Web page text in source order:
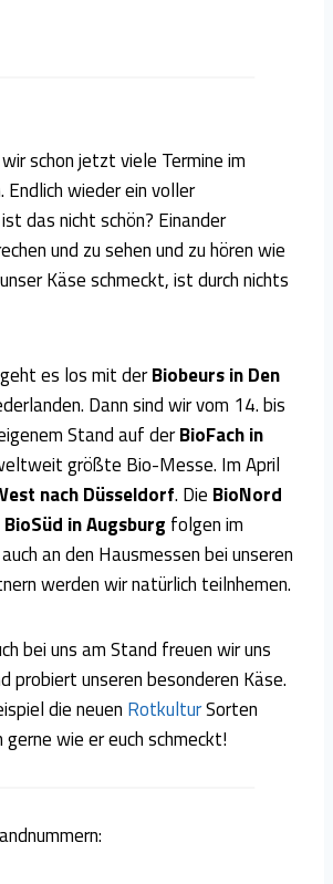
schon jetzt viele Termine im
Endlich wieder ein voller
das nicht schön? Einander
und zu sehen und zu hören wie
Käse schmeckt, ist durch nichts
es los mit derBiobeurs in Den
Dann sind wir vom 14. bis
Stand auf derBioFach in
größte Bio-Messe. Im April
nach Düsseldorf. Die BioNord
BioSüd in Augsburg folgen im
an den Hausmessen bei unseren
werden wir natürlich teilnhemen.
bei uns am Stand freuen wir uns
probiert unseren besonderen Käse.
die neuen RotkulturSorten
gerne wie er euch schmeckt!